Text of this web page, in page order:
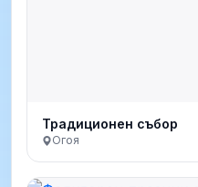
Традиционен събор
Огоя